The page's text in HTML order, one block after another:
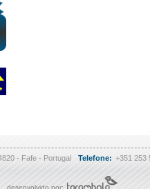
- Fafe - Portugal Telefone: +351 253
desenvolvido por: